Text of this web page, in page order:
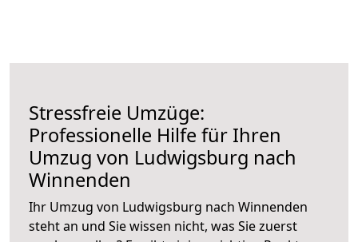
Stressfreie Umzüge:
Professionelle Hilfe für Ihren
Umzug von Ludwigsburg nach
Winnenden
Ihr Umzug von Ludwigsburg nach Winnenden
steht an und Sie wissen nicht, was Sie zuerst